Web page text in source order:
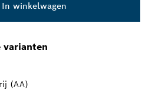
In winkelwagen
varianten
(AA)